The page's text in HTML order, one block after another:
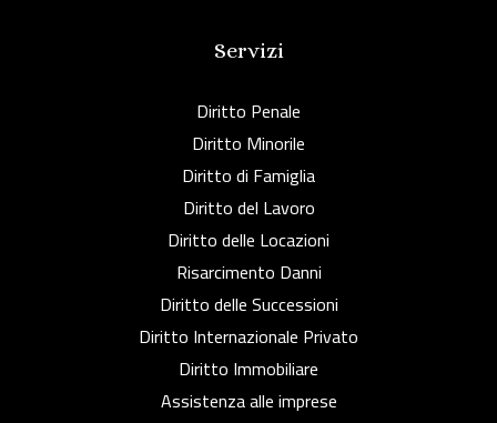
Servizi
Diritto Penale
Diritto Minorile
Diritto di Famiglia
Diritto del Lavoro
Diritto delle Locazioni
Risarcimento Danni
Diritto delle Successioni
Diritto Internazionale Privato
Diritto Immobiliare
Assistenza alle imprese